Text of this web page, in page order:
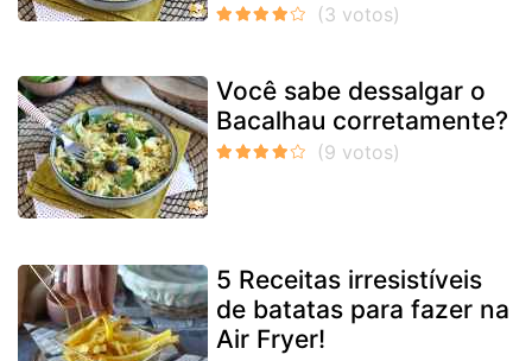
Você sabe dessalgar o
Bacalhau corretamente?
5 Receitas irresistíveis
de batatas para fazer na
Air Fryer!